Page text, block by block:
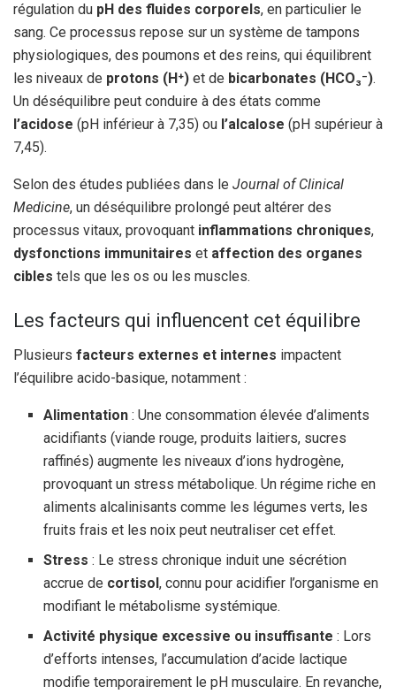
régulation du pH des fluides corporels, en particulier le
sang. Ce processus repose sur un système de tampons
physiologiques, des poumons et des reins, qui équilibrent
les niveaux de protons (H⁺) et de bicarbonates (HCO₃⁻).
Un déséquilibre peut conduire à des états comme
l’acidose (pH inférieur à 7,35) ou l’alcalose (pH supérieur à
7,45).
Selon des études publiées dans le Journal of Clinical
Medicine, un déséquilibre prolongé peut altérer des
processus vitaux, provoquant inflammations chroniques,
dysfonctions immunitaires et affection des organes
cibles tels que les os ou les muscles.
Les facteurs qui influencent cet équilibre
Plusieurs facteurs externes et internes impactent
l’équilibre acido-basique, notamment :
Alimentation : Une consommation élevée d’aliments
acidifiants (viande rouge, produits laitiers, sucres
raffinés) augmente les niveaux d’ions hydrogène,
provoquant un stress métabolique. Un régime riche en
aliments alcalinisants comme les légumes verts, les
fruits frais et les noix peut neutraliser cet effet.
Stress : Le stress chronique induit une sécrétion
accrue de cortisol, connu pour acidifier l’organisme en
modifiant le métabolisme systémique.
Activité physique excessive ou insuffisante : Lors
d’efforts intenses, l’accumulation d’acide lactique
modifie temporairement le pH musculaire. En revanche,